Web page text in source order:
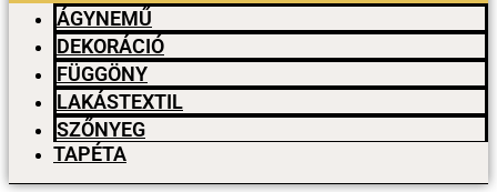
ÁGYNEMŰ
DEKORÁCIÓ
FÜGGÖNY
LAKÁSTEXTIL
SZŐNYEG
TAPÉTA